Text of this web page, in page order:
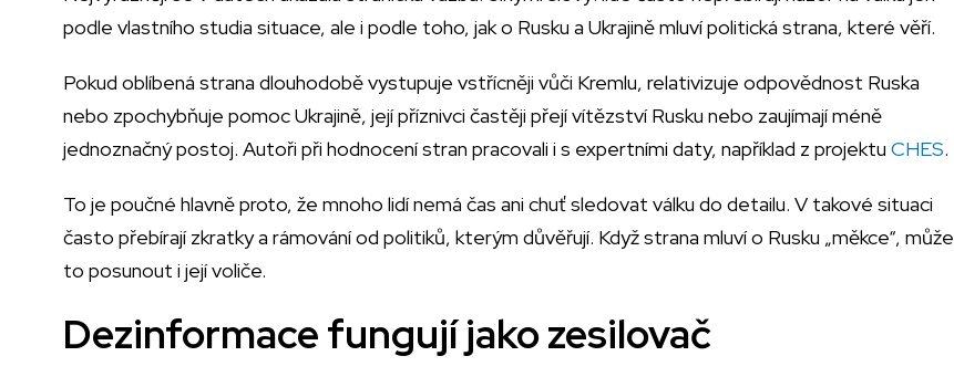
podle vlastního studia situace, ale i podle toho, jak o Rusku a Ukrajině mluví politická strana, které věří.
Pokud oblíbená strana dlouhodobě vystupuje vstřícněji vůči Kremlu, relativizuje odpovědnost Ruska
nebo zpochybňuje pomoc Ukrajině, její příznivci častěji přejí vítězství Rusku nebo zaujímají méně
jednoznačný postoj. Autoři při hodnocení stran pracovali i s expertními daty, například z projektu CHES.
To je poučné hlavně proto, že mnoho lidí nemá čas ani chuť sledovat válku do detailu. V takové situaci
často přebírají zkratky a rámování od politiků, kterým důvěřují. Když strana mluví o Rusku „měkce“, může
to posunout i její voliče.
Dezinformace fungují jako zesilovač